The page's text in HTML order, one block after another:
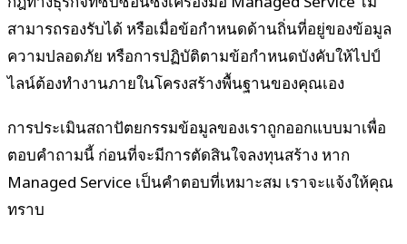
สามารถรองรับได้ หรือเมื่อข้อกำหนดด้านถิ่นที่อยู่ของข้อมูล
ความปลอดภัย หรือการปฏิบัติตามข้อกำหนดบังคับให้ไปป์
ไลน์ต้องทำงานภายในโครงสร้างพื้นฐานของคุณเอง
การประเมินสถาปัตยกรรมข้อมูลของเราถูกออกแบบมาเพื่อ
ตอบคำถามนี้ ก่อนที่จะมีการตัดสินใจลงทุนสร้าง หาก
Managed Service เป็นคำตอบที่เหมาะสม เราจะแจ้งให้คุณ
ทราบ